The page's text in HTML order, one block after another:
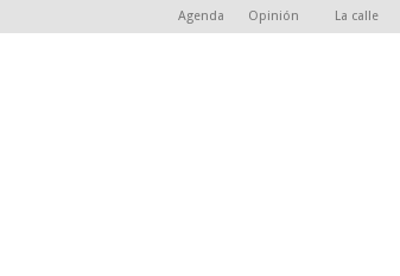
Agenda Opinión La calle